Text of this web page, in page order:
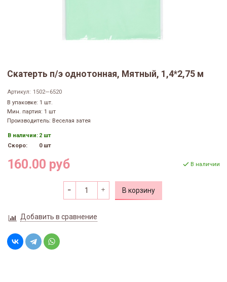
Скатерть п/э однотонная, Мятный, 1,4*2,75 м
Артикул: 1502—6520
В упаковке: 1 шт.
Мин. партия: 1 шт
Производитель: Веселая затея
В наличии: 2 шт
Скоро:
0 шт
160.00 руб В наличии
В корзину
Добавить в сравнение